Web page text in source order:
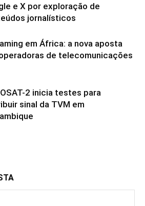
e X por exploração de
jornalísticos
em África: a nova aposta
de telecomunicações
2 inicia testes para
sinal da TVM em